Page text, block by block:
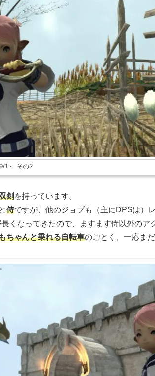
1～ その2
剣を持っています。
侍ですが、他のジョブも（主にDPSは）
くなってきたので、ますます侍以外のア
ちゃんと乗れる自転車のごとく、一応ま